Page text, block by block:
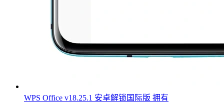
WPS Office v18.25.1 安卓解锁国际版 拥有